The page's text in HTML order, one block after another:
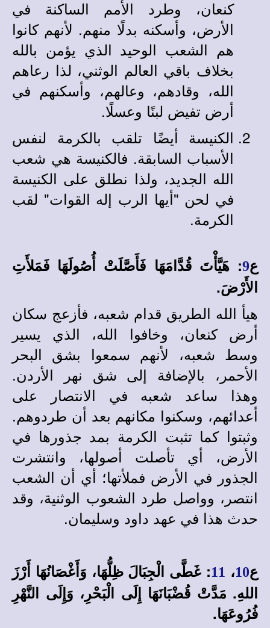
كنعان، وطرد الأمم الساكنة في
الأرض، وأسكنه بدلًا منهم. لأنهم كانوا
هم الشعب الوحيد الذي يؤمن بالله
بخلاف باقي العالم الوثني، لذا رعاهم
الله، وقادهم، وعالهم، وأسكنهم في
أرض تفيض لبنًا وعسلًا.
الكنيسة أيضًا تلقب بالكرمة لنفس
الأسباب السابقة. فالكنيسة هي شعب
الله الجديد، ولذا نطلق على الكنيسة
في لحن "أيها الرب إله القوات" لقب
الكرمة.
ع9: هَيَّأْتَ قُدَّامَهَا فَأَصَّلَتْ أُصُولَهَا فَمَلأَتِ
الأَرْضَ.
هيأ الله الطريق قدام شعبه، فأزعج سكان
أرض كنعان، وخافوا الله، الذي يسير
وسط شعبه، لأنهم سمعوا بشق البحر
الأحمر، بالإضافة إلى شق نهر الأردن.
وهذا ساعد شعبه في الانتصار على
أعدائهم، وسكنوا مكانهم بعد أن طردوهم.
وثبتوا كما تثبت الكرمة بمد جذورها في
الأرض، أي تأصلت أصولها، وانتشرت
الجذور في الأرض فملأتها؛ أي أن الشعب
انتصر، وواصل طرد الشعوب الوثنية، وقد
حدث هذا في عهد داود وسليمان.
ع10، 11: غَطَّى الْجِبَالَ ظِلُّهَا، وَأَغْصَانُهَا أَرْزَ
اللهِ. مَدَّتْ قُضْبَانَهَا إِلَى الْبَحْرِ، وَإِلَى النَّهْرِ
فُرُوعَهَا.